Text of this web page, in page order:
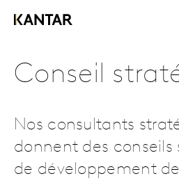
Conseil
Nos consultants
donnent des conseils
de développement